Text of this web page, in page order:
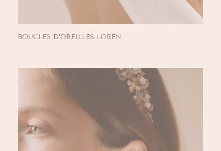
BOUCLES D’OREILLES LOREN